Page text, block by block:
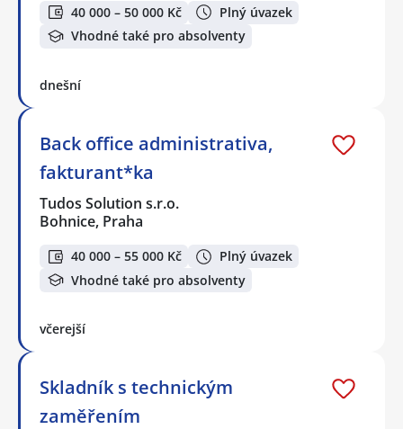
40 000 – 50 000 Kč
Plný úvazek
Vhodné také pro absolventy
dnešní
Back office administrativa,
fakturant*ka
Tudos Solution s.r.o.
Bohnice, Praha
40 000 – 55 000 Kč
Plný úvazek
Vhodné také pro absolventy
včerejší
Skladník s technickým
zaměřením